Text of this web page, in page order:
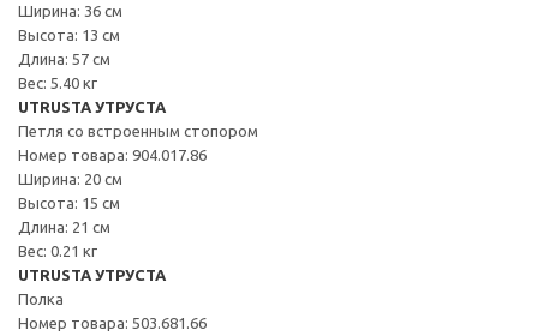
Ширина: 36 см
Высота: 13 см
Длина: 57 см
Вес: 5.40 кг
UTRUSTA УТРУСТА
Петля со встроенным стопором
Номер товара: 904.017.86
Ширина: 20 см
Высота: 15 см
Длина: 21 см
Вес: 0.21 кг
UTRUSTA УТРУСТА
Полка
Номер товара: 503.681.66